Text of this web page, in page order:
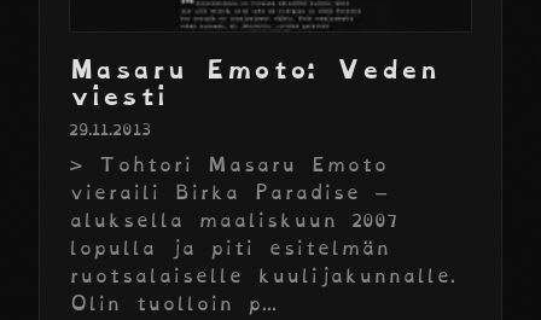
Masaru Emoto: Veden
viesti
29.11.2013
> Tohtori Masaru Emoto
vieraili Birka Paradise –
aluksella maaliskuun 2007
lopulla ja piti esitelmän
ruotsalaiselle kuulijakunnalle.
Olin tuolloin p...